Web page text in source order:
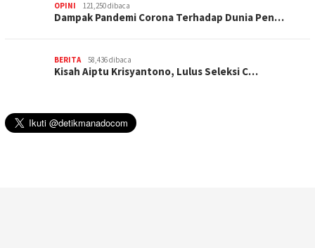
OPINI 121,250 dibaca
Dampak Pandemi Corona Terhadap Dunia Pen…
BERITA 58,436 dibaca
Kisah Aiptu Krisyantono, Lulus Seleksi C…